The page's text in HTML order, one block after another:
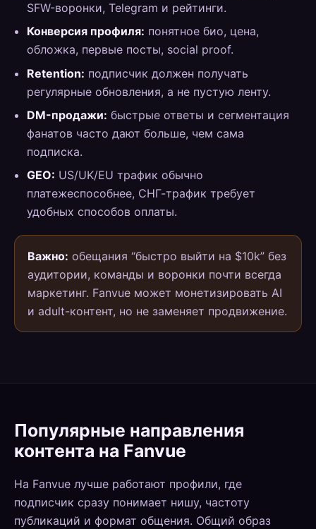
SFW-воронки, Telegram и рейтинги.
Конверсия профиля: понятное био, цена,
обложка, первые посты, social proof.
Retention: подписчик должен получать
регулярные обновления, а не пустую ленту.
DM-продажи: быстрые ответы и сегментация
фанатов часто дают больше, чем сама
подписка.
GEO: US/UK/EU трафик обычно
платежеспособнее, СНГ-трафик требует
удобных способов оплаты.
Важно: обещания “быстро выйти на $10k” без
аудитории, команды и воронки почти всегда
маркетинг. Fanvue может монетизировать AI
и adult-контент, но не заменяет продвижение.
Популярные направления
контента на Fanvue
На Fanvue лучше работают профили, где
подписчик сразу понимает нишу, частоту
публикаций и формат общения. Общий образ